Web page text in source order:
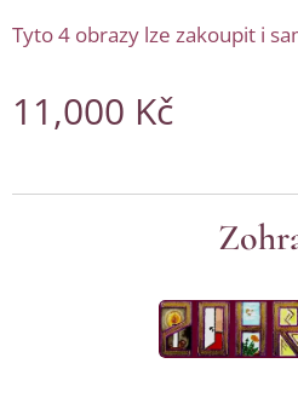
Tyto 4 obrazy lze zakoupit i
11,000 Kč